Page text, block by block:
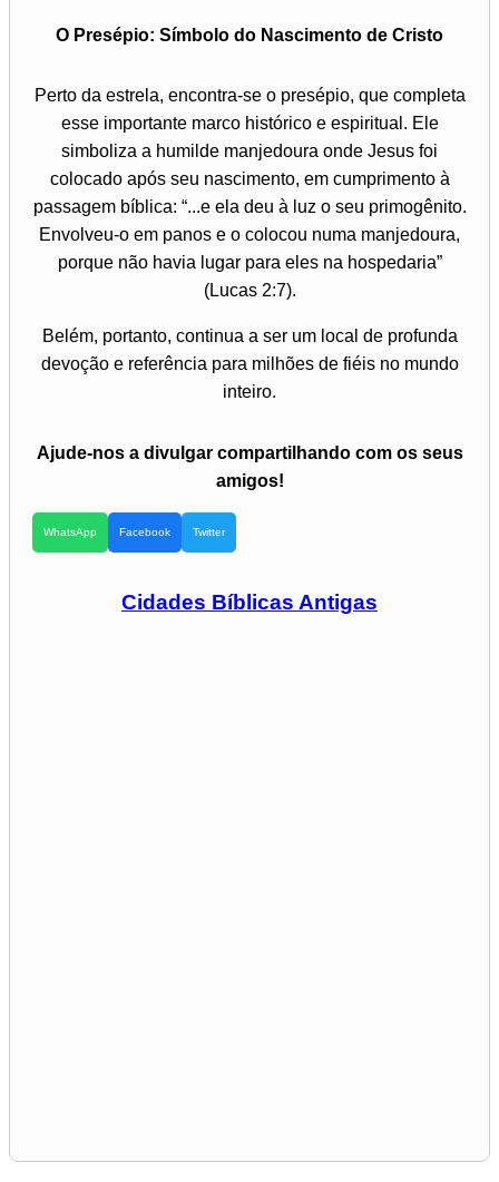
O Presépio: Símbolo do Nascimento de Cristo
Perto da estrela, encontra-se o presépio, que completa
esse importante marco histórico e espiritual. Ele
simboliza a humilde manjedoura onde Jesus foi
colocado após seu nascimento, em cumprimento à
passagem bíblica: “...e ela deu à luz o seu primogênito.
Envolveu-o em panos e o colocou numa manjedoura,
porque não havia lugar para eles na hospedaria”
(Lucas 2:7).
Belém, portanto, continua a ser um local de profunda
devoção e referência para milhões de fiéis no mundo
inteiro.
Ajude-nos a divulgar compartilhando com os seus
amigos!
WhatsApp Facebook Twitter
Cidades Bíblicas Antigas